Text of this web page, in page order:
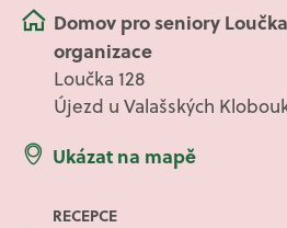
Domov pro seniory
organizace
Loučka 128
Újezd u Valašských
Ukázat na mapě
RECEPCE